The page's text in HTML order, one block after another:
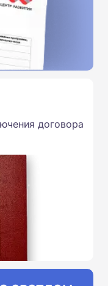
договора